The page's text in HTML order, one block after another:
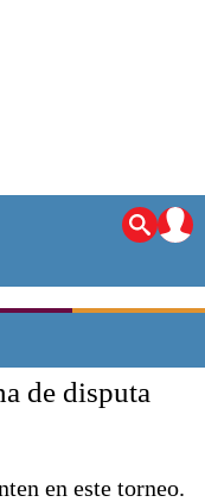
de disputa
en este torneo.